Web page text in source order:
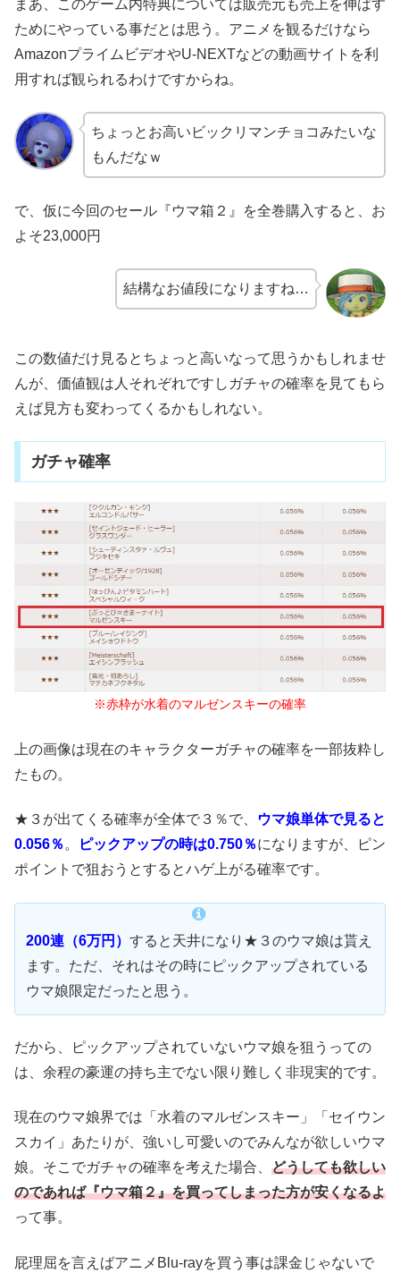
まあ、このゲーム内特典については販売元も売上を伸ばす
ためにやっている事だとは思う。アニメを観るだけなら
AmazonプライムビデオやU-NEXTなどの動画サイトを利
用すれば観られるわけですからね。
ちょっとお高いビックリマンチョコみたいな
もんだなｗ
で、仮に今回のセール『ウマ箱２』を全巻購入すると、お
よそ23,000円
結構なお値段になりますね…
この数値だけ見るとちょっと高いなって思うかもしれませ
んが、価値観は人それぞれですしガチャの確率を見てもら
えば見方も変わってくるかもしれない。
ガチャ確率
※赤枠が水着のマルゼンスキーの確率
上の画像は現在のキャラクターガチャの確率を一部抜粋し
たもの。
★３が出てくる確率が全体で３％で、
ウマ娘単体で見ると
0.056％ 。 ピックアップの時は0.750％になりますが、ピン
ポイントで狙おうとするとハゲ上がる確率です。
200連（6万円） すると天井になり★３のウマ娘は貰え
ます。ただ、それはその時にピックアップされている
ウマ娘限定だったと思う。
だから、ピックアップされていないウマ娘を狙うっての
は、余程の豪運の持ち主でない限り難しく非現実的です。
現在のウマ娘界では「水着のマルゼンスキー」「セイウン
スカイ」あたりが、強いし可愛いのでみんなが欲しいウマ
娘。そこでガチャの確率を考えた場合、 どうしても欲しい
のであれば『ウマ箱２』を買ってしまった方が安くなるよ
って事。
屁理屈を言えばアニメBlu-rayを買う事は課金じゃないで